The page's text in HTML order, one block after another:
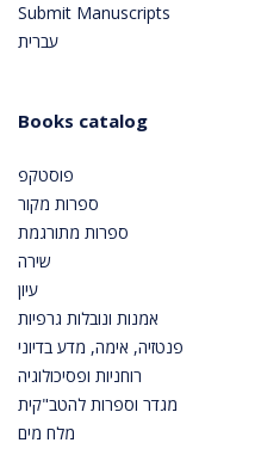
Submit Manuscripts
עברית
Books catalog
פוסטקפ
ספרות מקור
ספרות מתורגמת
שירה
עיון
אמנות ונובלות גרפיות
פנטזיה, אימה, מדע בדיוני
רוחניות ופסיכולוגיה
מגדר וספרות להטב"קית
מלח מים